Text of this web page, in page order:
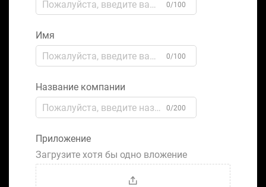
0/100
Имя
0/100
Название компании
0/200
Приложение
Загрузите хотя бы одно вложение